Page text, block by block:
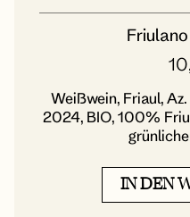
Weißwein, Friaul,
2024, BIO, 100%
IN DEN